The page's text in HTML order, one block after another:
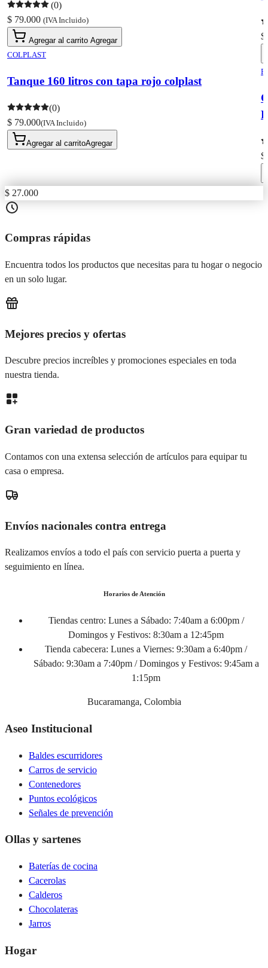
(0)
$ 79.000 (IVA Incluido)
Agregar al carrito Agregar
COLPLAST
Tanque 160 litros con tapa rojo colplast
(0)
$ 79.000(IVA Incluido)
Agregar al carritoAgregar
$
$
$ 27.000
Compras rápidas
Encuentra todos los productos que necesitas para tu hogar o negocio
en un solo lugar.
Mejores precios y ofertas
Descubre precios increíbles y promociones especiales en toda
nuestra tienda.
Gran variedad de productos
Contamos con una extensa selección de artículos para equipar tu
casa o empresa.
Envíos nacionales contra entrega
Realizamos envíos a todo el país con servicio puerta a puerta y
seguimiento en línea.
Horarios de Atención
Tiendas centro: Lunes a Sábado: 7:40am a 6:00pm /
Domingos y Festivos: 8:30am a 12:45pm
Tienda cabecera: Lunes a Viernes: 9:30am a 6:40pm /
Sábado: 9:30am a 7:40pm / Domingos y Festivos: 9:45am a
1:15pm
Bucaramanga, Colombia
Aseo Institucional
Baldes escurridores
Carros de servicio
Contenedores
Puntos ecológicos
Señales de prevención
Ollas y sartenes
Baterías de cocina
Cacerolas
Calderos
Chocolateras
Jarros
Hogar